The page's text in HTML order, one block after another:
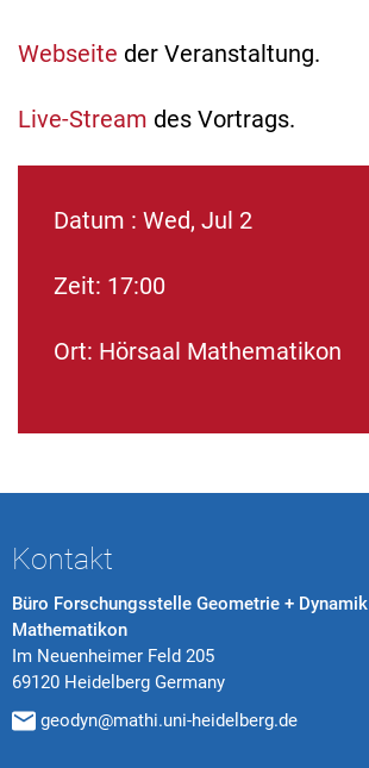
Webseite der Veranstaltung.
Live-Stream des Vortrags.
Datum : Wed, Jul 2
Zeit: 17:00
Ort: Hörsaal Mathematikon
Kontakt
Büro Forschungsstelle Geometrie + Dynamik
Mathematikon
Im Neuenheimer Feld 205
69120 Heidelberg Germany
geodyn@mathi.uni-heidelberg.de